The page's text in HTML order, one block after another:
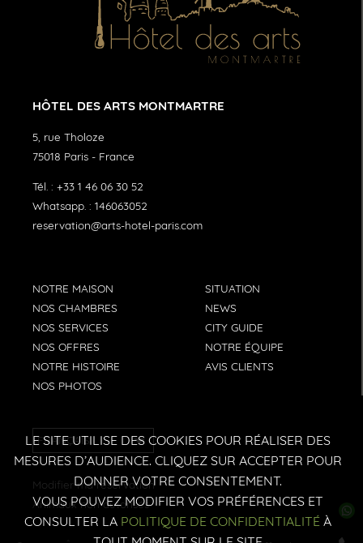
HÔTEL DES ARTS MONTMARTRE
5, rue Tholoze
75018 Paris - France
Tél. : +33 1 46 06 30 52
Whatsapp. : 146063052
reservation@arts-hotel-paris.com
NOTRE MAISON
NOS CHAMBRES
NOS SERVICES
NOS OFFRES
NOTRE HISTOIRE
NOS PHOTOS
SITUATION
NEWS
CITY GUIDE
NOTRE ÉQUIPE
AVIS CLIENTS
FRANÇAIS
Modifier ma reservation
Animaux non autorisés
LE SITE UTILISE DES COOKIES POUR RÉALISER DES
MESURES D’AUDIENCE. CLIQUEZ SUR ACCEPTER POUR
DONNER VOTRE CONSENTEMENT.
VOUS POUVEZ MODIFIER VOS PRÉFÉRENCES ET
CONSULTER LA POLITIQUE DE CONFIDENTIALITÉÀ